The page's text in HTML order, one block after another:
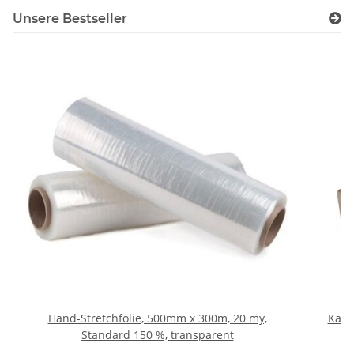
Unsere Bestseller
Hand-Stretchfolie, 500mm x 300m, 20 my,
Standard 150 %, transparent